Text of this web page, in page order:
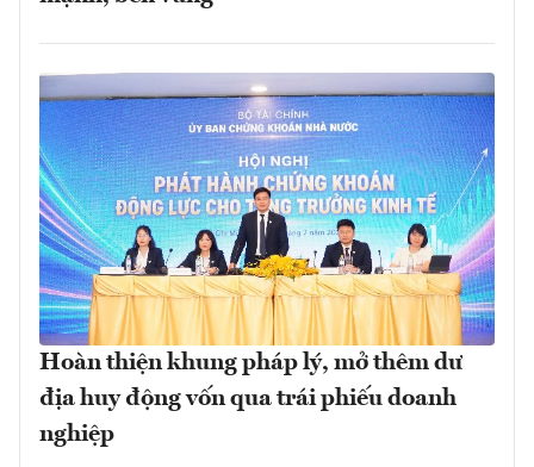
Hoàn thiện khung pháp lý, mở thêm dư
địa huy động vốn qua trái phiếu doanh
nghiệp